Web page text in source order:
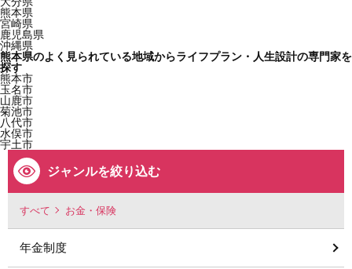
熊本県
宮崎県
鹿児島県
沖縄県
熊本県のよく見られている地域からライフプラン・人生設計の専門家を
探す
熊本市
玉名市
山鹿市
菊池市
八代市
水俣市
宇土市
ジャンルを絞り込む
すべて お金・保険
年金制度